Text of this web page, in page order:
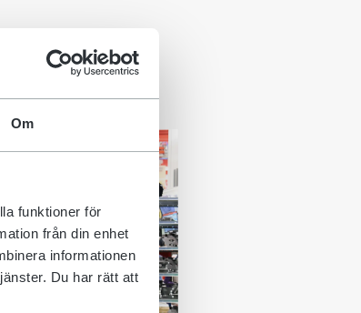
Om
funktioner för
från din enhet
informationen
Du har rätt att